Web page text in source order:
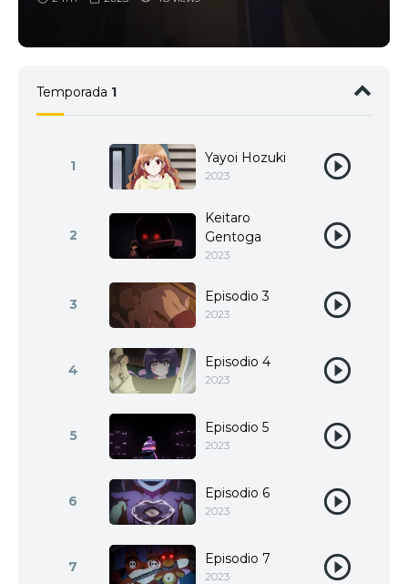
Temporada 1
1 Yayoi Hozuki
2023
2
Keitaro
Gentoga
2023
3 Episodio 3
2023
4 Episodio 4
2023
5 Episodio 5
2023
6 Episodio 6
2023
7 Episodio 7
2023